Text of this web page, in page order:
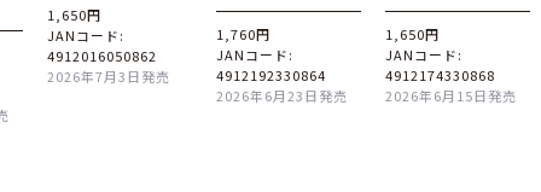
1,650円
JANコード:
4912016050862
2026年7月3日発売
1,760円
JANコード:
4912192330864
2026年6月23日発売
1,650円
JANコード:
4912174330868
2026年6月15日発売